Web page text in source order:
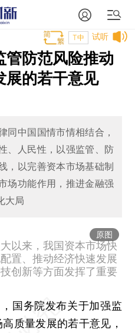
试听
T中
管防范风险推动
展的若干意见
同中国国情市情相结合，
、人民性，以强监管、防
，以完善资本市场基础制
场功能作用，推进金融强
大局
原图
以来，我国资本市场快
置、推动经济快速发展
创新等方面发挥了重要
国务院发布关于加强监
质量发展的若干意见，